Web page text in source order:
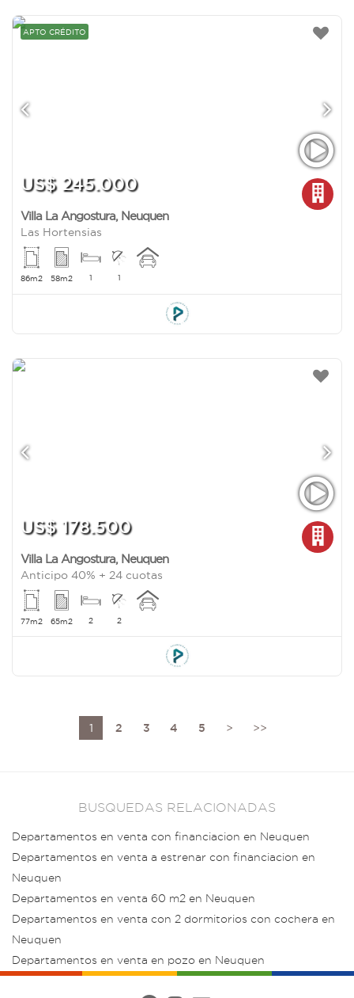
APTO CRÉDITO
US$ 245.000
Villa La Angostura, Neuquen
Las Hortensias
86m2 58m2 1 1
US$ 178.500
Villa La Angostura, Neuquen
Anticipo 40% + 24 cuotas
77m2 65m2 2 2
1 2 3 4 5 > >>
BUSQUEDAS RELACIONADAS
Departamentos en venta con financiacion en Neuquen
Departamentos en venta a estrenar con financiacion en
Neuquen
Departamentos en venta 60 m2 en Neuquen
Departamentos en venta con 2 dormitorios con cochera en
Neuquen
Departamentos en venta en pozo en Neuquen